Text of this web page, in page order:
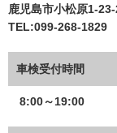
鹿児島市小松原1-
TEL:099-268-1829
8:00～19:00